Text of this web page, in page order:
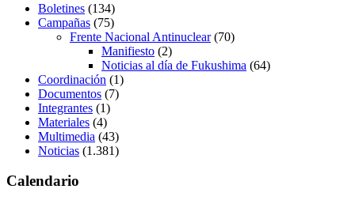
Boletines (134)
Campañas (75)
Frente Nacional Antinuclear(70)
Manifiesto (2)
Noticias al día de Fukushima (64)
Coordinación (1)
Documentos (7)
Integrantes (1)
Materiales (4)
Multimedia (43)
Noticias (1.381)
Calendario